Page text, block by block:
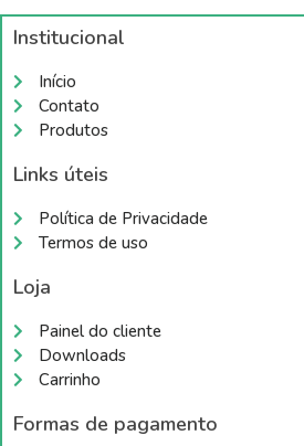
Institucional
Início
Contato
Produtos
Links úteis
Política de Privacidade
Termos de uso
Loja
Painel do cliente
Downloads
Carrinho
Formas de pagamento